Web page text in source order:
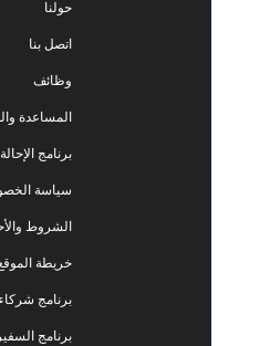
المساعدة والدعم
برنامج الإحالة
سياسة الخصوصية
الشروط والأحكام
خريطة الموقع
برنامج شركاء
برنامج السفير